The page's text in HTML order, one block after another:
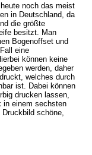
noch das meist
in Deutschland, da
die größte
besitzt. Man
Bogenoffset und
eine
können keine
werden, daher
welches durch
ist. Dabei können
drucken lassen,
in einem sechsten
schöne,